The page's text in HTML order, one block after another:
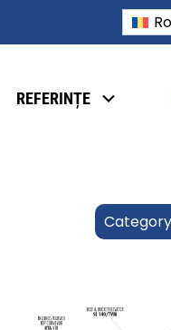
REFERINȚE
Category